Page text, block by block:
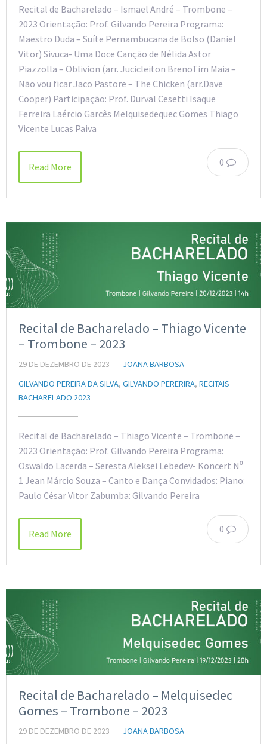
Recital de Bacharelado – Ismael André – Trombone –
2023 Orientação: Prof. Gilvando Pereira Programa:
Maestro Duda – Suíte Pernambucana de Bolso (Daniel
Vitor) Sivuca- Uma Doce Canção de Nélida Astor
Piazzolla – Oblivion (arr. Jucicleiton BrenoTim Maia –
Não vou ficar Jaco Pastore – The Chicken (arr.Dave
Cooper) Participação: Prof. Durval Cesetti Isaque
Ferreira Laércio Garcês Melquisedequec Gomes Thiago
Vicente Lucas Paiva
0
Read More
Recital de Bacharelado – Thiago Vicente
– Trombone – 2023
29 DE DEZEMBRO DE 2023
JOANA BARBOSA
GILVANDO PEREIRA DA SILVA, GILVANDO PERERIRA, RECITAIS
BACHARELADO 2023
Recital de Bacharelado – Thiago Vicente – Trombone –
2023 Orientação: Prof. Gilvando Pereira Programa:
Oswaldo Lacerda – Seresta Aleksei Lebedev- Koncert N⁰
1 Jean Márcio Souza – Canto e Dança Convidados: Piano:
Paulo César Vitor Zabumba: Gilvando Pereira
0
Read More
Recital de Bacharelado – Melquisedec
Gomes – Trombone – 2023
29 DE DEZEMBRO DE 2023
JOANA BARBOSA